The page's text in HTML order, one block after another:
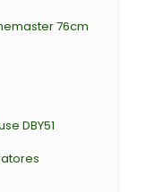
76cm
DBY51